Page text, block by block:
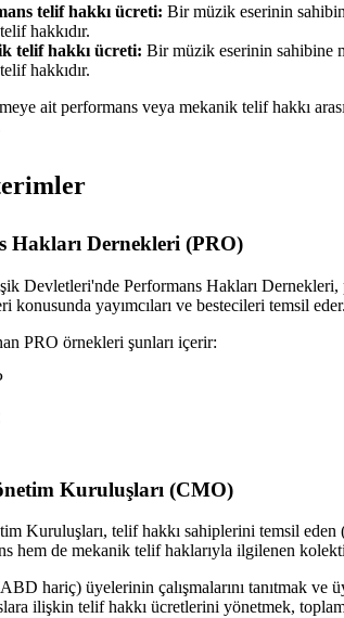
telif hakkı ücreti: Bir müzik eserinin
hakkıdır.
telif hakkı ücreti: Bir müzik eserinin sahibine
hakkıdır.
ait performans veya mekanik telif hakkı
Hakları Dernekleri (PRO)
Devletleri'nde Performans Hakları Dernekleri,
konusunda yayımcıları ve bestecileri temsil eder.
PRO örnekleri şunları içerir:
Kuruluşları (CMO)
Kuruluşları, telif hakkı sahiplerini temsil eden
hem de mekanik telif haklarıyla ilgilenen
hariç) üyelerinin çalışmalarını tanıtmak ve
ilişkin telif hakkı ücretlerini yönetmek,